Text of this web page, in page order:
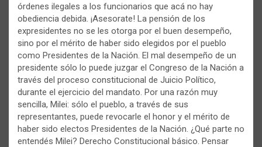
órdenes ilegales a los funcionarios que acá no hay
obediencia debida. ¡Asesorate! La pensión de los
expresidentes no se les otorga por el buen desempeño,
sino por el mérito de haber sido elegidos por el pueblo
como Presidentes de la Nación. El mal desempeño de un
presidente sólo lo puede juzgar el Congreso de la Nación a
través del proceso constitucional de Juicio Político,
durante el ejercicio del mandato. Por una razón muy
sencilla, Milei: sólo el pueblo, a través de sus
representantes, puede revocarle el honor y el mérito de
haber sido electos Presidentes de la Nación. ¿Qué parte no
entendés Milei? Derecho Constitucional básico. Pensar